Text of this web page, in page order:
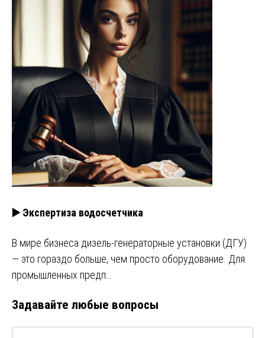
▶️ Экспертиза водосчетчика
В мире бизнеса дизель-генераторные установки (ДГУ)
— это гораздо больше, чем просто оборудование. Для
промышленных предп…
Задавайте любые вопросы